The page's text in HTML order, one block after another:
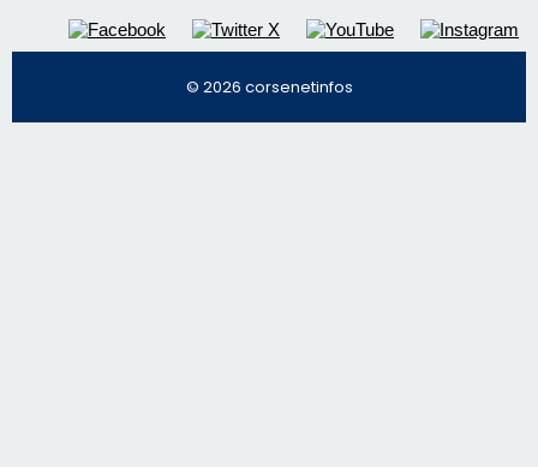
© 2026 corsenetinfos